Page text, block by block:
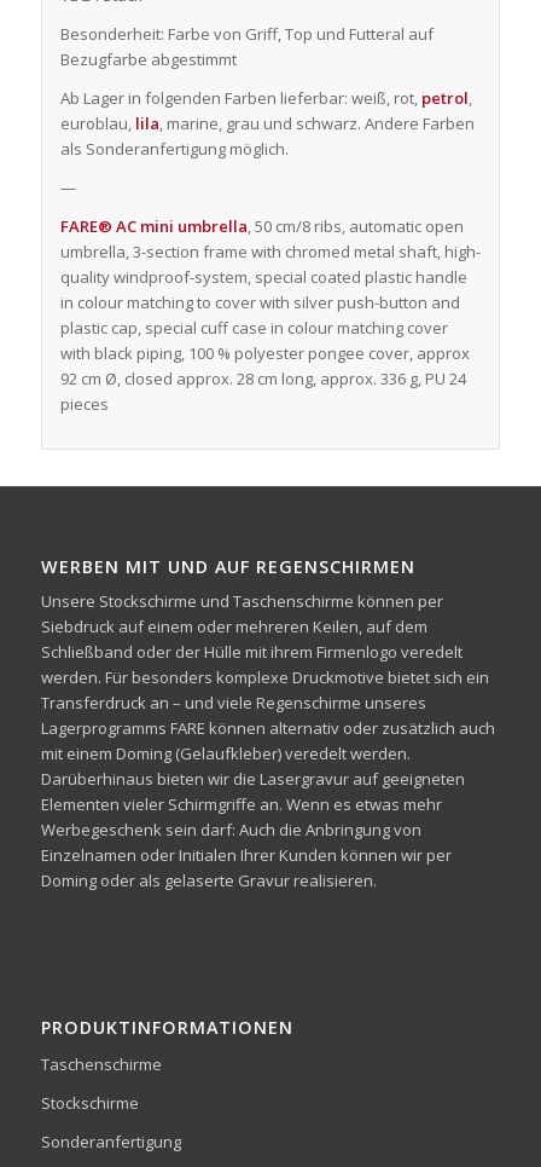
Besonderheit: Farbe von Griff, Top und Futteral auf
Bezugfarbe abgestimmt
Ab Lager in folgenden Farben lieferbar: weiß, rot,petrol,
euroblau,lila, marine, grau und schwarz. Andere Farben
als Sonderanfertigung möglich.
—
FARE® AC mini umbrella, 50 cm/8 ribs, automatic open
umbrella, 3-section frame with chromed metal shaft, high-
quality windproof-system, special coated plastic handle
in colour matching to cover with silver push-button and
plastic cap, special cuff case in colour matching cover
with black piping, 100 % polyester pongee cover, approx
92 cm Ø, closed approx. 28 cm long, approx. 336 g, PU 24
pieces
WERBEN MIT UND AUF REGENSCHIRMEN
Unsere Stockschirme und Taschenschirme können per
Siebdruck auf einem oder mehreren Keilen, auf dem
Schließband oder der Hülle mit ihrem Firmenlogo veredelt
werden. Für besonders komplexe Druckmotive bietet sich ein
Transferdruck an – und viele Regenschirme unseres
Lagerprogramms FARE können alternativ oder zusätzlich auch
mit einem Doming (Gelaufkleber) veredelt werden.
Darüberhinaus bieten wir die Lasergravur auf geeigneten
Elementen vieler Schirmgriffe an. Wenn es etwas mehr
Werbegeschenk sein darf: Auch die Anbringung von
Einzelnamen oder Initialen Ihrer Kunden können wir per
Doming oder als gelaserte Gravur realisieren.
PRODUKTINFORMATIONEN
Taschenschirme
Stockschirme
Sonderanfertigung